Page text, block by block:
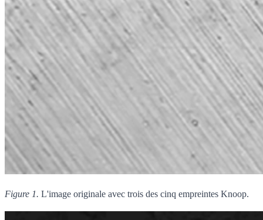
Figure 1. L'image originale avec trois des cinq empreintes Knoop.